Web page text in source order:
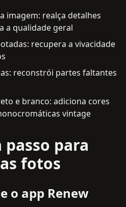
imagem: realça detalhes
a qualidade geral
recupera a vivacidade
reconstrói partes faltantes
e branco: adiciona cores
vintage
passo para
fotos
o app Renew